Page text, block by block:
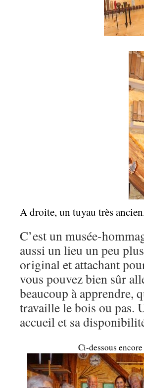
A droite, un tuyau très
C’est un musée-
aussi un lieu un peu
original et attachant
vous pouvez bien sûr
beaucoup à apprendre,
travaille le bois ou pas.
accueil et sa
Ci-dessous